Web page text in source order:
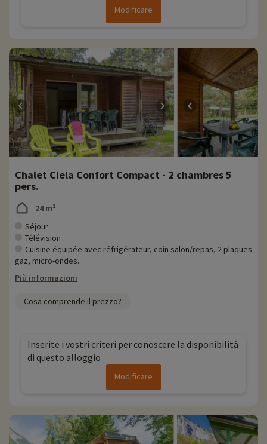
Modificare
Chalet Ciela Confort Compact - 2 chambres 5
pers.
24 m²
Séjour
Télévision
Cuisine équipée avec réfrigérateur, coin salon/repas, 2 plaques
gaz, micro-ondes..
Più informazioni
Cosa comprende il prezzo?
Inserite i vostri criteri per conoscere la disponibilità
di questo alloggio
Modificare